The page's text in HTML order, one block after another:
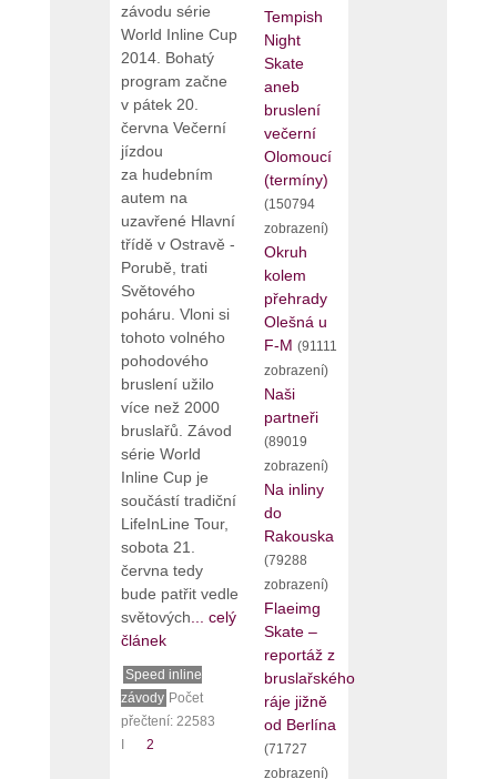
závodu série
World Inline Cup
2014. Bohatý
program začne
v pátek 20.
června Večerní
jízdou
za hudebním
autem na
uzavřené Hlavní
třídě v Ostravě -
Porubě, trati
Světového
poháru. Vloni si
tohoto volného
pohodového
bruslení užilo
více než 2000
bruslařů. Závod
série World
Inline Cup je
součástí tradiční
LifeInLine Tour,
sobota 21.
června tedy
bude patřit vedle
světových ... celý
článek
Speed inline
závody Počet
přečtení: 22583
2
Tempish
Night
Skate
aneb
bruslení
večerní
Olomoucí
(termíny)
(150794
zobrazení)
Okruh
kolem
přehrady
Olešná u
F-M (91111
zobrazení)
Naši
partneři
(89019
zobrazení)
Na inliny
do
Rakouska
(79288
zobrazení)
Flaeimg
Skate –
reportáž z
bruslařského
ráje jižně
od Berlína
(71727
zobrazení)